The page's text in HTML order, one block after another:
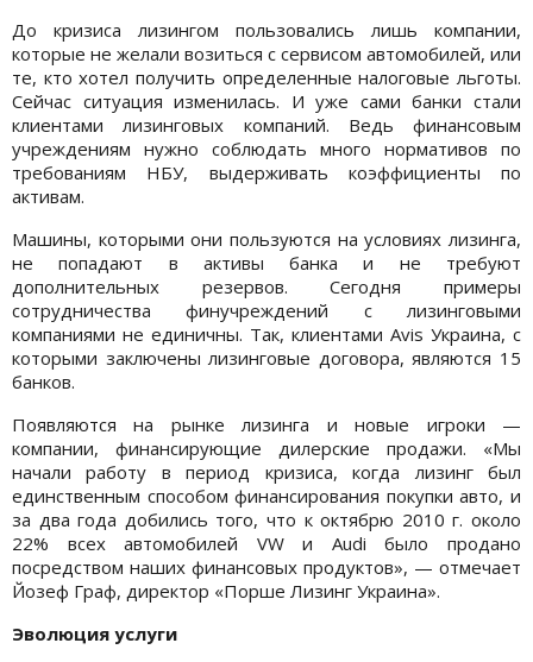
До кризиса лизингом пользовались лишь компании,
которые не желали возиться с сервисом автомобилей, или
те, кто хотел получить определенные налоговые льготы.
Сейчас ситуация изменилась. И уже сами банки стали
клиентами лизинговых компаний. Ведь финансовым
учреждениям нужно соблюдать много нормативов по
требованиям НБУ, выдерживать коэффициенты по
активам.
Машины, которыми они пользуются на условиях лизинга,
не попадают в активы банка и не требуют
дополнительных резервов. Сегодня примеры
сотрудничества финучреждений с лизинговыми
компаниями не единичны. Так, клиентами Avis Украина, с
которыми заключены лизинговые договора, являются 15
банков.
Появляются на рынке лизинга и новые игроки —
компании, финансирующие дилерские продажи. «Мы
начали работу в период кризиса, когда лизинг был
единственным способом финансирования покупки авто, и
за два года добились того, что к октябрю 2010 г. около
22% всех автомобилей VW и Audi было продано
посредством наших финансовых продуктов», — отмечает
Йозеф Граф, директор «Порше Лизинг Украина».
Эволюция услуги